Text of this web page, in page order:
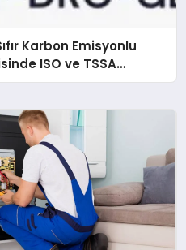
Karbon Emisyonlu
ISO ve TSSA